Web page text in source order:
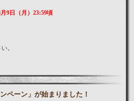
9日（月）23:59頃
。
ペーン」が始まりました！